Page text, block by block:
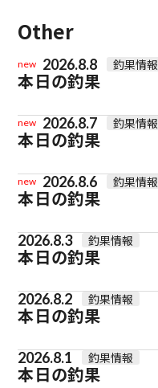
Other
new 2026.8.8 釣果情報
本日の釣果
new 2026.8.7 釣果情報
本日の釣果
new 2026.8.6 釣果情報
本日の釣果
2026.8.3 釣果情報
本日の釣果
2026.8.2 釣果情報
本日の釣果
2026.8.1 釣果情報
本日の釣果